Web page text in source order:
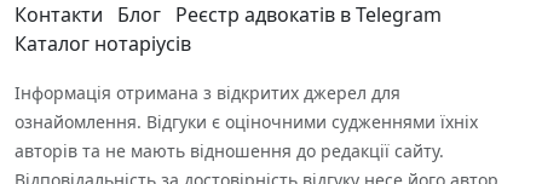
Контакти Блог Реєстр адвокатів в Telegram
Каталог нотаріусів
Інформація отримана з відкритих джерел для
ознайомлення. Відгуки є оціночними судженнями їхніх
авторів та не мають відношення до редакції сайту.